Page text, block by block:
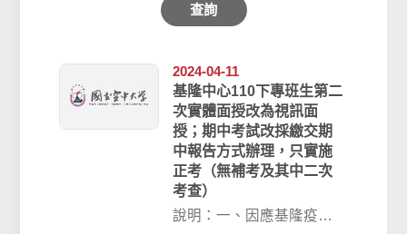
查詢
2024-04-11
基隆中心110下專班生第二
次實體面授改為視訊面
授；期中考試改採繳交期
中報告方式辦理，只實施
正考（無補考及其中二次
考查）
說明：一、因應基隆疫情